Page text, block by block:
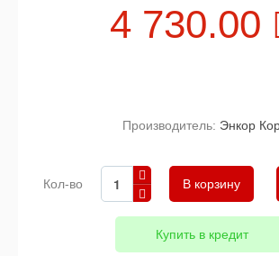
4 730.00
Производитель: Энкор
Кол-во
Купить в кредит